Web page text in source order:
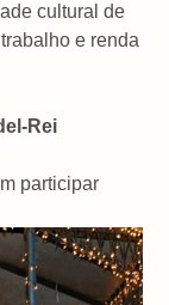
cultural de
e renda
Rei
participar